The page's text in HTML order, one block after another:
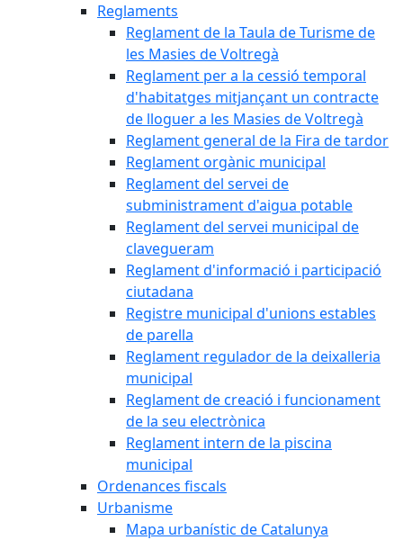
Reglaments
Reglament de la Taula de Turisme de
les Masies de Voltregà
Reglament per a la cessió temporal
d'habitatges mitjançant un contracte
de lloguer a les Masies de Voltregà
Reglament general de la Fira de tardor
Reglament orgànic municipal
Reglament del servei de
subministrament d'aigua potable
Reglament del servei municipal de
clavegueram
Reglament d'informació i participació
ciutadana
Registre municipal d'unions estables
de parella
Reglament regulador de la deixalleria
municipal
Reglament de creació i funcionament
de la seu electrònica
Reglament intern de la piscina
municipal
Ordenances fiscals
Urbanisme
Mapa urbanístic de Catalunya